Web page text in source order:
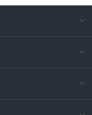
电
400-